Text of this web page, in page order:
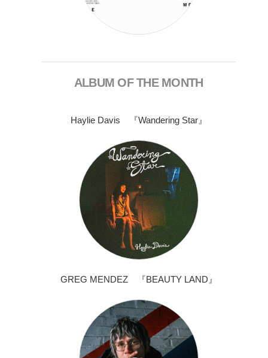
ALBUM OF THE MONTH
Haylie Davis 『Wandering Star』
GREG MENDEZ 『BEAUTY LAND』